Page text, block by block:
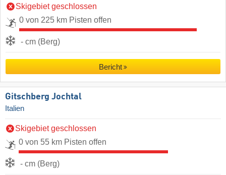
Skigebiet geschlossen
0 von 225 km Pisten offen
- cm (Berg)
Bericht
Gitschberg Jochtal
Italien
Skigebiet geschlossen
0 von 55 km Pisten offen
- cm (Berg)